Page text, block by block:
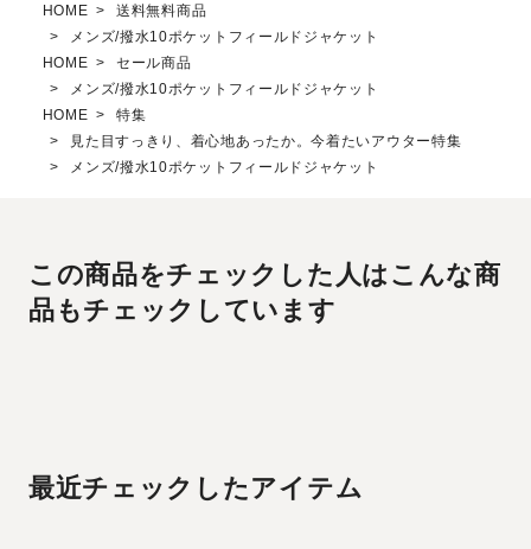
HOME
送料無料商品
メンズ/撥水10ポケットフィールドジャケット
HOME
セール商品
メンズ/撥水10ポケットフィールドジャケット
HOME
特集
見た目すっきり、着心地あったか。今着たいアウター特集
メンズ/撥水10ポケットフィールドジャケット
この商品をチェックした人はこんな商
品もチェックしています
最近チェックしたアイテム